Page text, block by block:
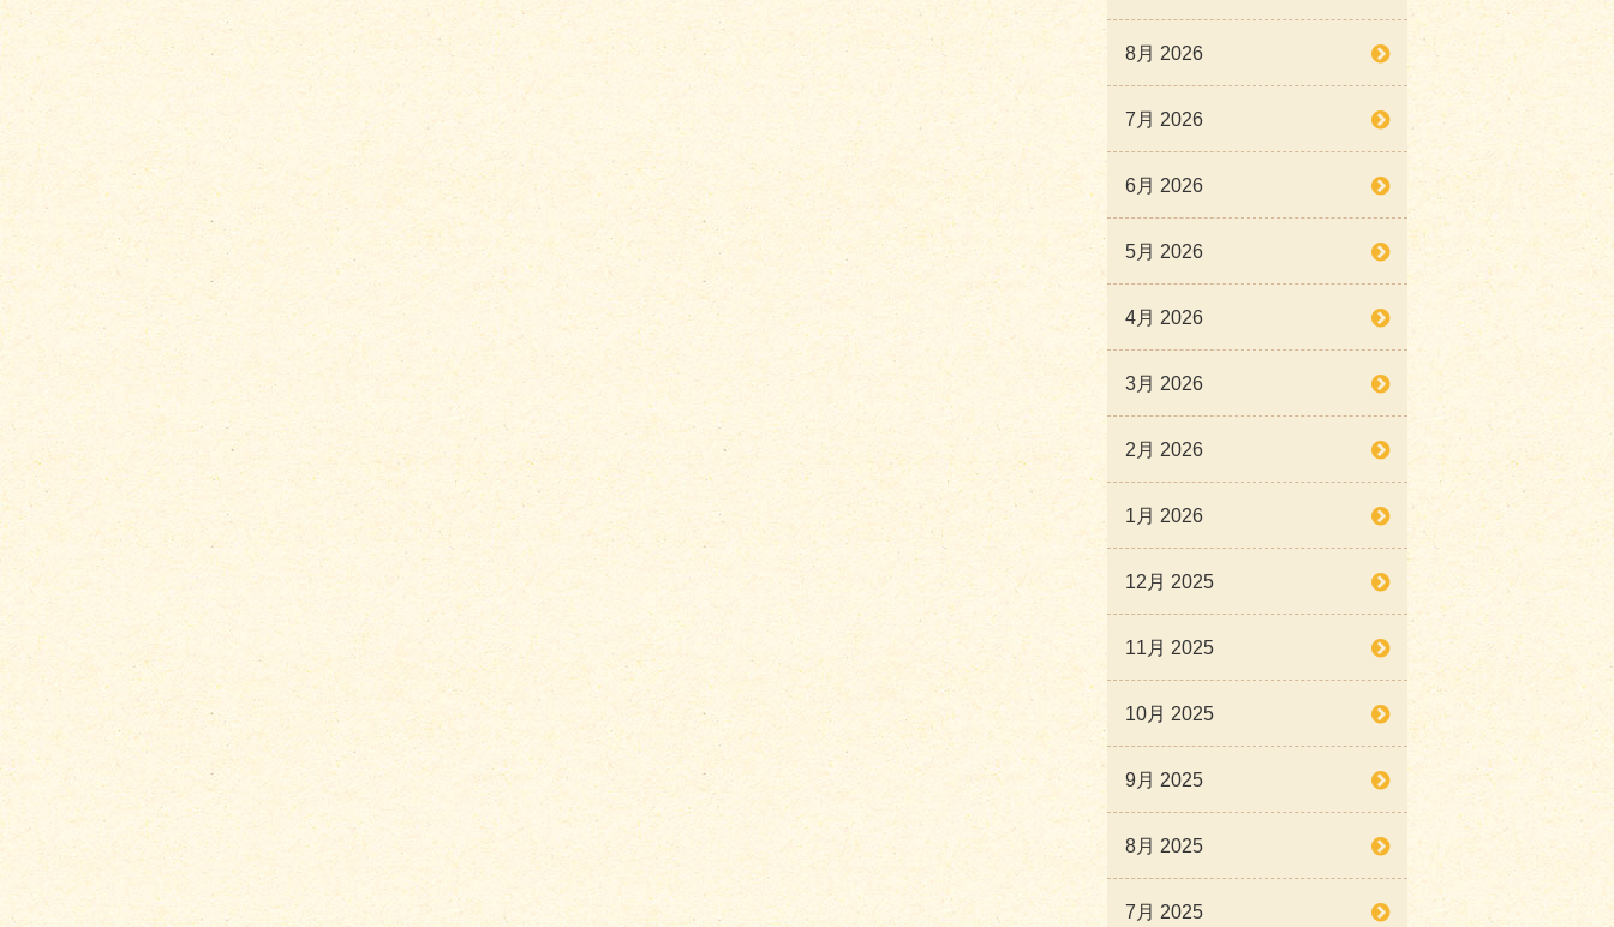
8月 2026
7月 2026
6月 2026
5月 2026
4月 2026
3月 2026
2月 2026
1月 2026
12月 2025
11月 2025
10月 2025
9月 2025
8月 2025
7月 2025